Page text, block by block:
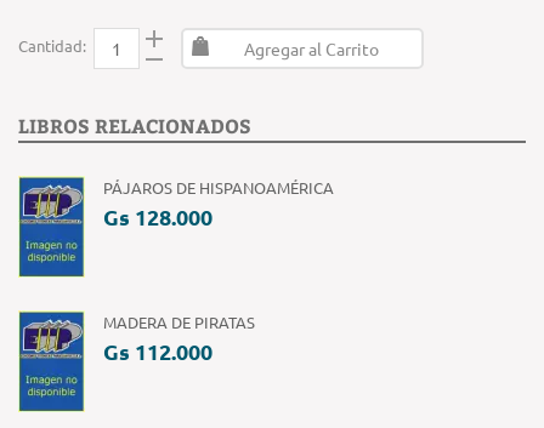
Cantidad: Agregar al Carrito
LIBROS RELACIONADOS
PÁJAROS DE HISPANOAMÉRICA
Gs 128.000
MADERA DE PIRATAS
Gs 112.000